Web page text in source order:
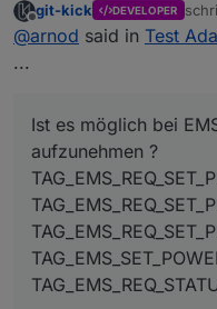
Wenn du die
Ist es möglich bei
aufzunehmen ?
Damit wäre es
Offline
git-kick DEVELOPER
@arnod said in Test
...
Ist es möglich bei
aufzunehmen ?